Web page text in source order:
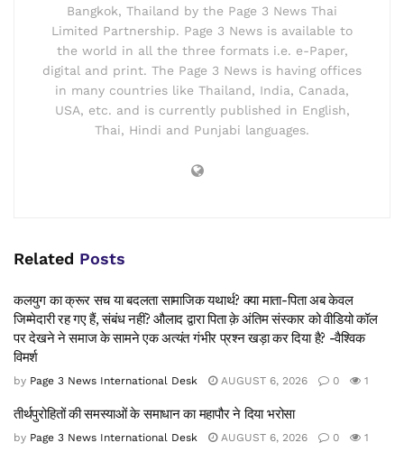
Bangkok, Thailand by the Page 3 News Thai
Limited Partnership. Page 3 News is available to
the world in all the three formats i.e. e-Paper,
digital and print. The Page 3 News is having offices
in many countries like Thailand, India, Canada,
USA, etc. and is currently published in English,
Thai, Hindi and Punjabi languages.
Related Posts
कलयुग का क्रूर सच या बदलता सामाजिक यथार्थ? क्या माता-पिता अब केवल
जिम्मेदारी रह गए हैं, संबंध नहीं? औलाद द्वारा पिता क़े अंतिम संस्कार को वीडियो कॉल
पर देखने ने समाज के सामने एक अत्यंत गंभीर प्रश्न खड़ा कर दिया है? -वैश्विक
विमर्श
by Page 3 News International Desk AUGUST 6, 2026 0 1
तीर्थपुरोहितों की समस्याओं के समाधान का महापौर ने दिया भरोसा
by Page 3 News International Desk AUGUST 6, 2026 0 1